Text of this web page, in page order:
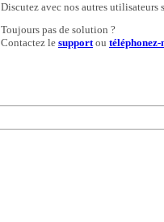
Discutez avec nos autres utilisateurs
Toujours pas de solution ?
Contactez le supportou téléphonez-